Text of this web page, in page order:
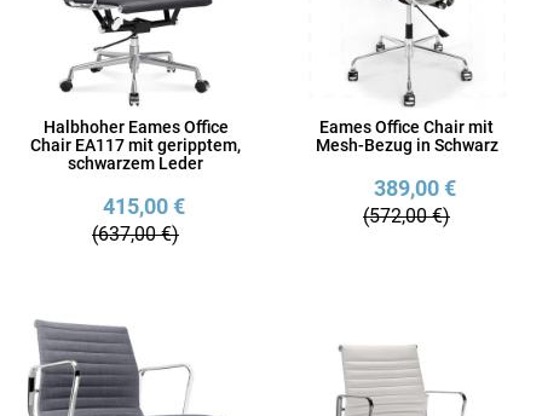
Halbhoher Eames Office
Chair EA117 mit geripptem,
schwarzem Leder
415,00 €
(637,00 €)
Eames Office Chair mit
Mesh-Bezug in Schwarz
389,00 €
(572,00 €)